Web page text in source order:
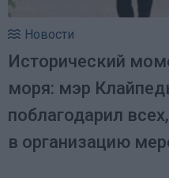
Новости
Исторический
моря: мэр
поблагодарил
в организацию